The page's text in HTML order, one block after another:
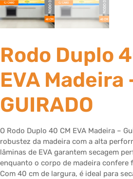
Rodo Duplo
EVA Madeira
GUIRADO
O Rodo Duplo 40 CM EVA Madeira –
robustez da madeira com a alta
lâminas de EVA garantem secagem
enquanto o corpo de madeira confere
Com 40 cm de largura, é ideal para